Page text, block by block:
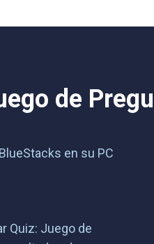
de
en su PC
Quiz: Juego de